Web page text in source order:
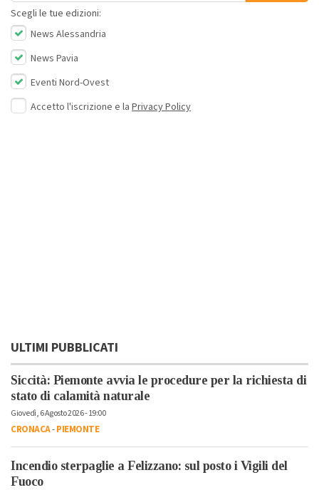
Scegli le tue edizioni:
News Alessandria
News Pavia
Eventi Nord-Ovest
Accetto l'iscrizione e la Privacy Policy
ULTIMI PUBBLICATI
Siccità: Piemonte avvia le procedure per la richiesta di
stato di calamità naturale
Giovedì, 6 Agosto 2026 - 19:00
CRONACA-PIEMONTE
Incendio sterpaglie a Felizzano: sul posto i Vigili del
Fuoco